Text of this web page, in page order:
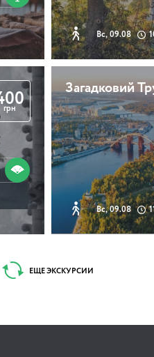
Вс, 09.08
грн
Загадковий
Вс, 09.08
ЕЩЕ ЭКСКУРСИИ